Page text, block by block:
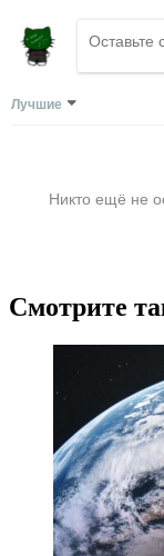
Лучшие
Никто ещё не
Смотрите